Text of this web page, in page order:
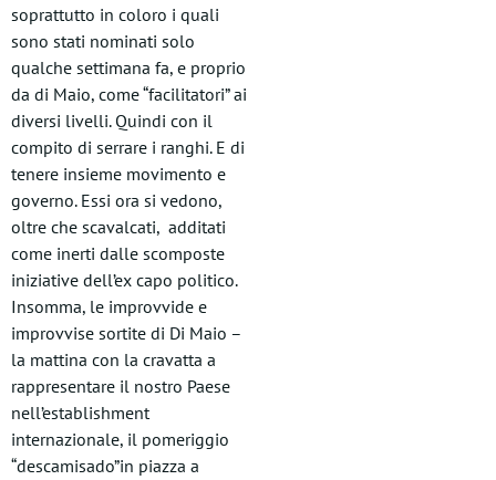
soprattutto in coloro i quali
sono stati nominati solo
qualche settimana fa, e proprio
da di Maio, come “facilitatori” ai
diversi livelli. Quindi con il
compito di serrare i ranghi. E di
tenere insieme movimento e
governo. Essi ora si vedono,
oltre che scavalcati, additati
come inerti dalle scomposte
iniziative dell’ex capo politico.
Insomma, le improvvide e
improvvise sortite di Di Maio –
la mattina con la cravatta a
rappresentare il nostro Paese
nell’establishment
internazionale, il pomeriggio
“descamisado”in piazza a